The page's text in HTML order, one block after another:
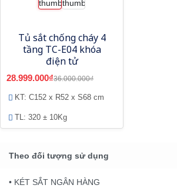
Tủ sắt chống cháy 4
tầng TC-E04 khóa
điện tử
28.999.000₫36.000.000₫
KT: C152 x R52 x S68 cm
TL: 320 ± 10Kg
Theo đối tượng sử dụng
• KÉT SẮT NGÂN HÀNG